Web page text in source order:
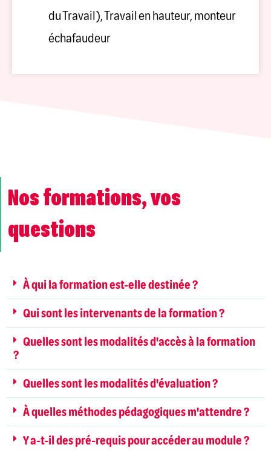
du Travail), Travail en hauteur, monteur
échafaudeur
Nos formations, vos
questions
À qui la formation est-elle destinée ?
Qui sont les intervenants de la formation ?
Quelles sont les modalités d'accès à la formation
?
Quelles sont les modalités d'évaluation ?
À quelles méthodes pédagogiques m'attendre ?
Y a-t-il des pré-requis pour accéder au module ?